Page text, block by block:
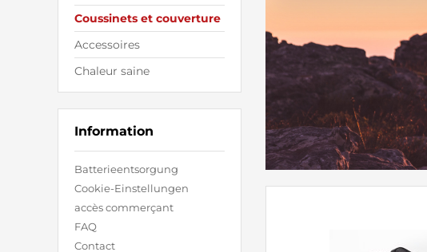
Coussinets et couverture
Accessoires
Chaleur saine
Information
Batterieentsorgung
Cookie-Einstellungen
accès commerçant
FAQ
Contact